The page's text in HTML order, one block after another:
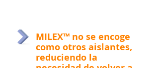
MILEX™ no se encoge
como otros aislantes,
reduciendo la